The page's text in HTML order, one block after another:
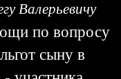
Валерьевичу
по вопросу
сыну в